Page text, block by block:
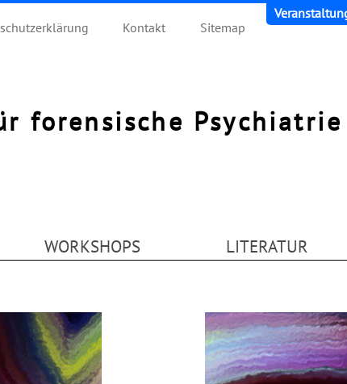
Kontakt Sitemap
forensische Psychiatrie
WORKSHOPS LITERATUR